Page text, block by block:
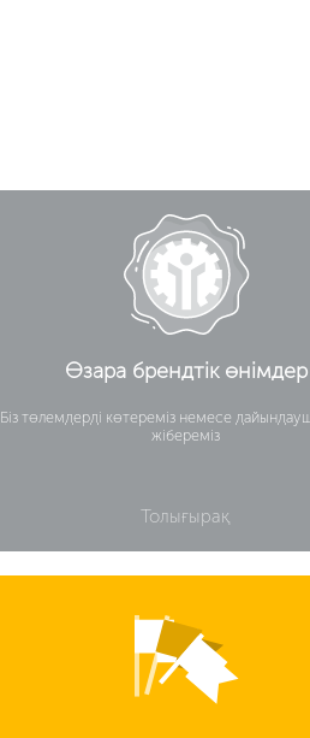
Өзара брендтік өнімдер
Біз төлемдерді көтереміз немесе
жібереміз
Толығырақ